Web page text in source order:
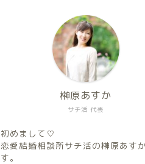
サチ活 代表
榊原あすか
初めまして♡
恋愛結婚相談所サチ活の榊原あす
す。